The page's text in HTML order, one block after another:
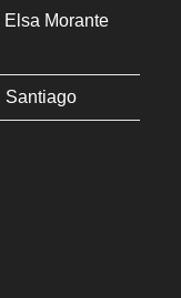
Morante
Santiago